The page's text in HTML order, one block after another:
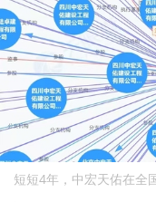
短短4年，中宏天佑在全